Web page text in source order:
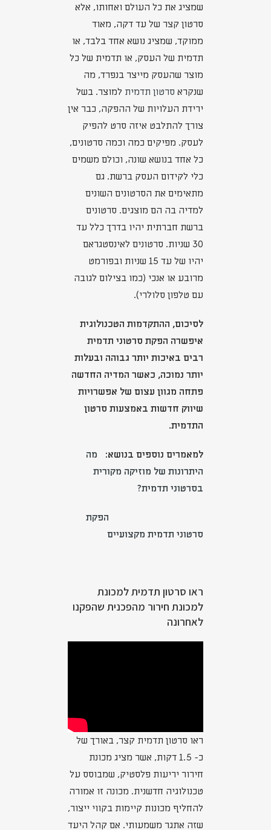
שמציג את כל העולם ואחותו, אלא
סרטון קצר של עד דקה, מאוד
ממוקד, שמציג נושא אחד בלבד, או
תדמית של העסק, או תדמית של כל
מוצר שהעסק מייצר בנפרד, מה
שנקרא סרטון תדמית למוצר. בשל
ירידת העלויות של ההפקה, כבר אין
צורך להתלבט איזה סרט להפיק
לעסק. מפיקים כמה וכמה סרטונים,
כל אחד בנושא שונה, וכולם משמים
כלי לקידום העסק ברשת. גם
מתאימים את הסרטונים השונים
למדיה בה הם מוצגים. סרטונים
ברשת חברתית יהיו בדרך כלל עד
30 שניות. סרטונים לאינסטגראם
יהיו של עד 15 שניות ובפורמט
מרובע או אנכי (כמו בצילום לגובה
עם טלפון סלולרי).
לסיכום, ההתקדמות הטכנולוגית
איפשרה הפקת סרטוני תדמית
רבים באיכות יותר גבוהה ובעלות
יותר נמוכה, כאשר המדיה החדשה
פתחה מגוון עצום של אפשרויות
שיווק חדשות באמצעות סרטון
התדמית.
למאמרים נוספים בנושא: מה
היתרונות של מוזיקה מקורית
בסרטוני תדמית?
הפקת
סרטוני תדמית מקצועיים
ראו סרטון תדמית למכונת
למכונת חירור מהפכנית שהפקנו
לאחרונה
ראו סרטון תדמית קצר, באורך של
כ- 1.5 דקות, אשר מציג מכונת
חירור יריעות פלסטיק, שמבוסס על
טכנולוגיה חדשנית. מכונה זו אמורה
להחליף מכונות קיימות בקווי ייצור,
שזה אתגר משמעותי. אם קהל היעד